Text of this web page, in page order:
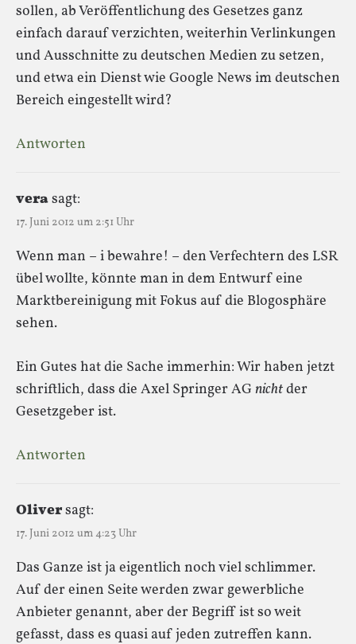
sollen, ab Veröffentlichung des Gesetzes ganz
einfach darauf verzichten, weiterhin Verlinkungen
und Ausschnitte zu deutschen Medien zu setzen,
und etwa ein Dienst wie Google News im deutschen
Bereich eingestellt wird?
Antworten
verasagt:
17. Juni 2012 um 2:51 Uhr
Wenn man – i bewahre! – den Verfechtern des LSR
übel wollte, könnte man in dem Entwurf eine
Marktbereinigung mit Fokus auf die Blogosphäre
sehen.
Ein Gutes hat die Sache immerhin: Wir haben jetzt
schriftlich, dass die Axel Springer AG nichtder
Gesetzgeber ist.
Antworten
Oliversagt:
17. Juni 2012 um 4:23 Uhr
Das Ganze ist ja eigentlich noch viel schlimmer.
Auf der einen Seite werden zwar gewerbliche
Anbieter genannt, aber der Begriff ist so weit
gefasst, dass es quasi auf jeden zutreffen kann.